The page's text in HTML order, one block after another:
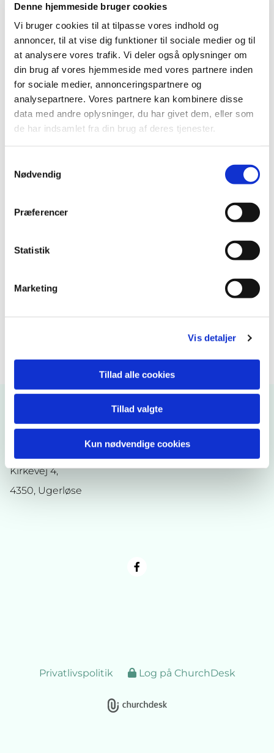
Denne hjemmeside bruger cookies
Vi bruger cookies til at tilpasse vores indhold og
annoncer, til at vise dig funktioner til sociale medier og til
at analysere vores trafik. Vi deler også oplysninger om
din brug af vores hjemmeside med vores partnere inden
for sociale medier, annonceringspartnere og
analysepartnere. Vores partnere kan kombinere disse
data med andre oplysninger, du har givet dem, eller som
de har indsamlet fra din brug af deres tjenester.
Nødvendig
Præferencer
Statistik
Marketing
Vis detaljer
Tillad alle cookies
Tillad valgte
Kun nødvendige cookies
Søndag 19. juli 2026, kl. 10:00
Tølløse kirke, Nordstjernevej 1, Gl.
Tølløse, 4340 Tølløse
Rebecca Hoffmann
Kirkekontoret
Kirkevej 4,
4350, Ugerløse
Privatlivspolitik Log på ChurchDesk